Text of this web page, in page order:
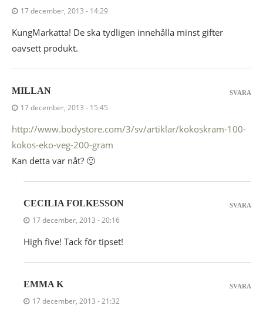
17 december, 2013 - 14:29
KungMarkatta! De ska tydligen innehålla minst gifter
oavsett produkt.
MILLAN
17 december, 2013 - 15:45
http://www.bodystore.com/3/sv/artiklar/kokoskram-100-
kokos-eko-veg-200-gram
Kan detta var nåt? 🙂
SVARA
CECILIA FOLKESSON
17 december, 2013 - 20:16
High five! Tack för tipset!
SVARA
EMMA K
17 december, 2013 - 21:32
SVARA